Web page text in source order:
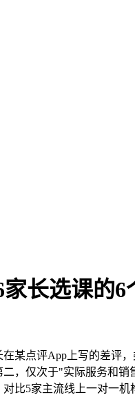
长选课的6
点评App上写的差评
，仅次于"实际服务和
比5家主流线上一对一机